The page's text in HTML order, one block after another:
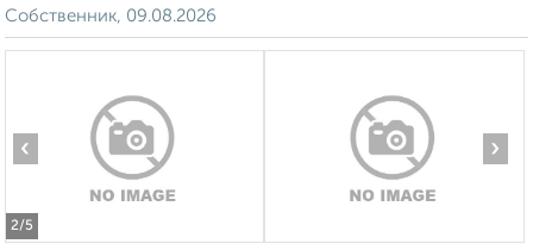
Собственник, 09.08.2026
2/5
‹ ›